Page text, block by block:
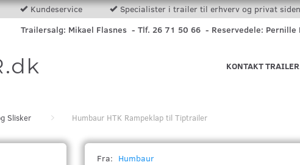
Kundeservice Specialister i trailer til erhverv og privat
Trailersalg: Mikael Flasnes - Tlf. 26 71 50 66 - Reservedele:
KONTAKT
Slisker Humbaur HTK Rampeklap til Tiptrailer
Fra: Humbaur